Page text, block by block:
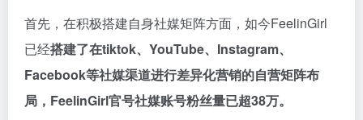
首先，在积极搭建自身社媒矩阵方面，如今FeelinGirl
已经搭建了在tiktok、YouTube、Instagram、
Facebook等社媒渠道进行差异化营销的自营矩阵布
局，FeelinGirl官号社媒账号粉丝量已超38万。